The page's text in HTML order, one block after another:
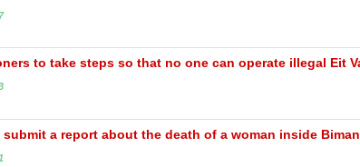
to take steps so that no one can operate illegal Eit
a report about the death of a woman inside Biman